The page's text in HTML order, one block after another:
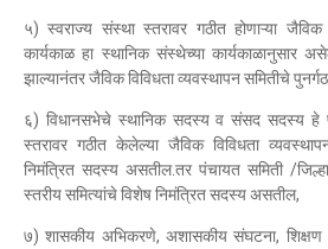
५) स्वराज्य संस्था स्तरावर गठीत होणाऱ्या जैविक
कार्यकाळ हा स्थानिक संस्थेच्या कार्यकाळानुसार
झाल्यानंतर जैविक विविधता व्यवस्थापन समितीचे
६) विधानसभेचे स्थानिक सदस्य व संसद सदस्य हे
स्तरावर गठीत केलेल्या जैविक विविधता
निमंत्रित सदस्य असतील.तर पंचायत समिती /
स्तरीय समित्यांचे विशेष निमंत्रित सदस्य असतील,
७) शासकीय अभिकरणे, अशासकीय संघटना, शिक्षण